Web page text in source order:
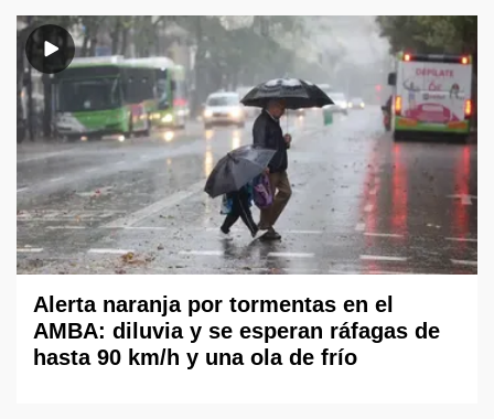
Alerta naranja por tormentas en el
AMBA: diluvia y se esperan ráfagas de
hasta 90 km/h y una ola de frío